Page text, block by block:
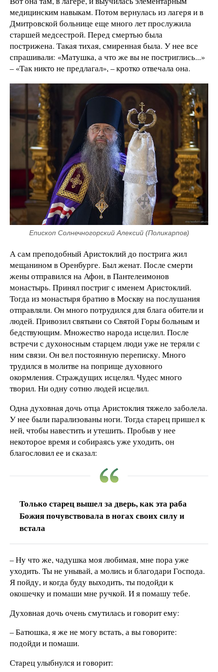
медицинским навыкам. Потом вернулась из лагеря и в
Дмитровской больнице еще много лет прослужила
старшей медсестрой. Перед смертью была
пострижена. Такая тихая, смиренная была. У нее все
спрашивали: «Матушка, а что же вы не постриглись...»
– «Так никто не предлагал», – кротко отвечала она.
Епископ Солнечногорский Алексий (Поликарпов)
А сам преподобный Аристоклий до пострига жил
мещанином в Оренбурге. Был женат. После смерти
жены отправился на Афон, в Пантелеимонов
монастырь. Принял постриг с именем Аристоклий.
Тогда из монастыря братию в Москву на послушания
отправляли. Он много потрудился для блага обители и
людей. Привозил святыни со Святой Горы больным и
бедствующим. Множество народа исцелил. После
встречи с духоносным старцем люди уже не теряли с
ним связи. Он вел постоянную переписку. Много
трудился в молитве на поприще духовного
окормления. Страждущих исцелял. Чудес много
творил. Ни одну сотню людей исцелил.
Одна духовная дочь отца Аристоклия тяжело заболела.
У нее были парализованы ноги. Тогда старец пришел к
ней, чтобы навестить и утешить. Пробыв у нее
некоторое время и собираясь уже уходить, он
благословил ее и сказал:
Только старец вышел за дверь, как эта раба
Божия почувствовала в ногах своих силу и
встала
– Ну что же, чадушка моя любимая, мне пора уже
уходить. Ты не унывай, а молись и благодари Господа.
Я пойду, и когда буду выходить, ты подойди к
окошечку и помаши мне ручкой. И я помашу тебе.
Духовная дочь очень смутилась и говорит ему:
– Батюшка, я же не могу встать, а вы говорите:
подойди и помаши.
Старец улыбнулся и говорит: